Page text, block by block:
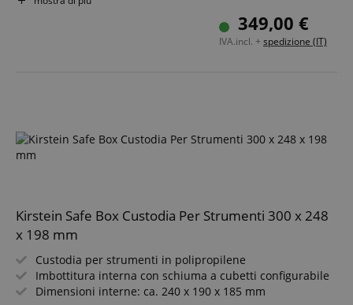
Valvole automatiche di compensazione della pressione
Polipropilene extra spesso e resistente349,00 €
IVA.incl. + spedizione (IT)
Kirstein Safe Box Custodia Per Strumenti 300 x 248
x 198 mm
Custodia per strumenti in polipropilene
Imbottitura interna con schiuma a cubetti configurabile
Dimensioni interne: ca. 240 x 190 x 185 mm